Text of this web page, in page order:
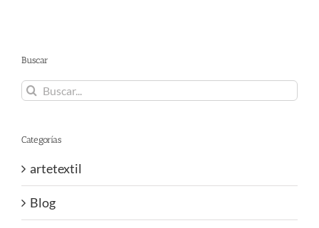
Buscar
Buscar:
Categorías
artetextil
Blog